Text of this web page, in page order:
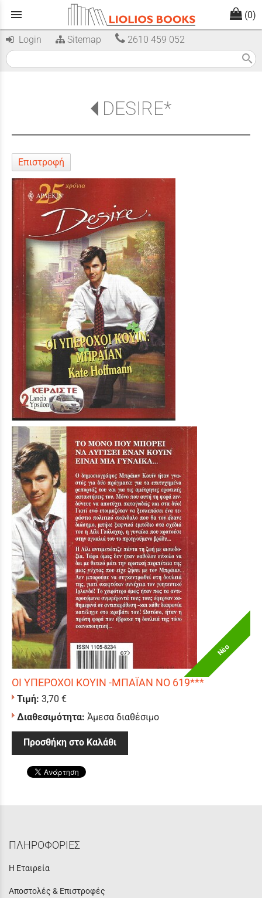
menu (0)
Login Sitemap 2610 459 052
search
DESIRE*
Επιστροφή
Νέο
ΟΙ ΥΠΕΡΟΧΟΙ ΚΟΥΙΝ -ΜΠΑΪΑΝ ΝΟ 619***
Τιμή: 3,70 €
Διαθεσιμότητα: Άμεσα διαθέσιμο
Προσθήκη στο Καλάθι
ΠΛΗΡΟΦΟΡΙΕΣ
Η Εταιρεία
Αποστολές & Επιστροφές